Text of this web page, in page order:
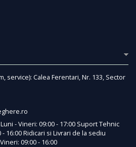
service): Calea Ferentari, Nr. 133, Sector
- Vineri: 09:00 - 17:00 Suport Tehnic
16:00 Ridicari si Livrari de la sediu
09:00 - 16:00